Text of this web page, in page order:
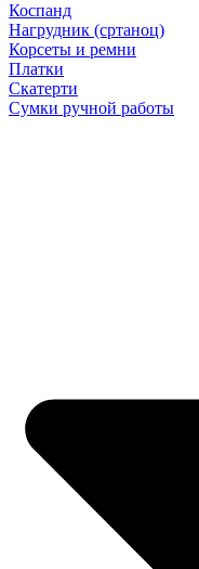
Коспанд
Нагрудник (сртаноц)
Корсеты и ремни
Платки
Скатерти
Сумки ручной работы